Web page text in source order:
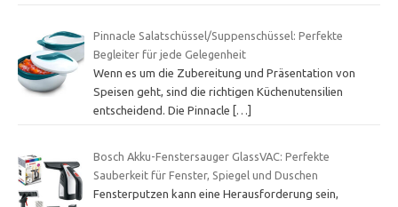
Pinnacle Salatschüssel/Suppenschüssel: Perfekte
Begleiter für jede Gelegenheit
Wenn es um die Zubereitung und Präsentation von
Speisen geht, sind die richtigen Küchenutensilien
entscheidend. Die Pinnacle
[…]
Bosch Akku-Fenstersauger GlassVAC: Perfekte
Sauberkeit für Fenster, Spiegel und Duschen
Fensterputzen kann eine Herausforderung sein,